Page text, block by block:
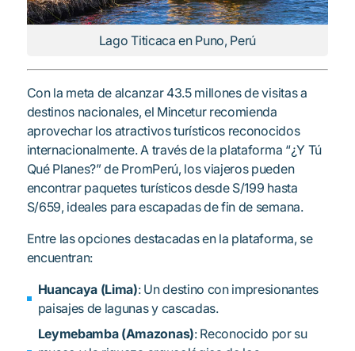
Lago Titicaca en Puno, Perú
Con la meta de alcanzar 43.5 millones de visitas a
destinos nacionales, el Mincetur recomienda
aprovechar los atractivos turísticos reconocidos
internacionalmente. A través de la plataforma “¿Y Tú
Qué Planes?” de PromPerú, los viajeros pueden
encontrar paquetes turísticos desde S/199 hasta
S/659, ideales para escapadas de fin de semana.
Entre las opciones destacadas en la plataforma, se
encuentran:
Huancaya (Lima): Un destino con impresionantes
paisajes de lagunas y cascadas.
Leymebamba (Amazonas): Reconocido por su